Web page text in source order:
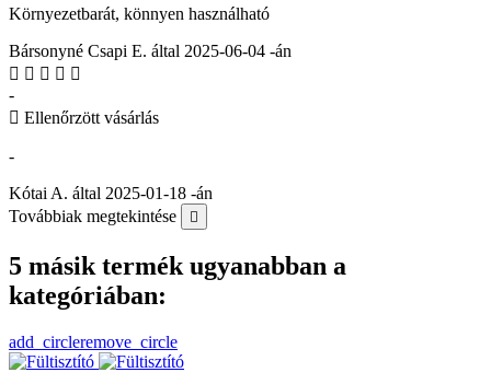
Környezetbarát, könnyen használható
Bársonyné Csapi E. által 2025-06-04 -án
    
-
 Ellenőrzött vásárlás
-
Kótai A. által 2025-01-18 -án
Továbbiak megtekintése

5 másik termék ugyanabban a
kategóriában:
add_circleremove_circle